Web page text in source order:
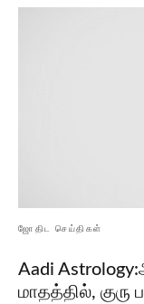
ஜோதிட செய்திகள்
Aadi
மாதத்தில், குரு